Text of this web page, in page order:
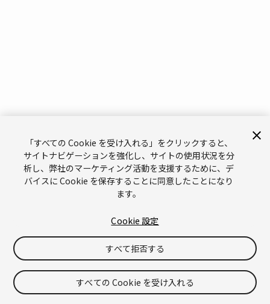
「すべての Cookie を受け入れる」をクリックすると、
サイトナビゲーションを強化し、サイトの使用状況を分
析し、弊社のマーケティング活動を支援するために、デ
バイスに Cookie を保存することに同意したことになり
ます。
Cookie 設定
すべて拒否する
すべての Cookie を受け入れる